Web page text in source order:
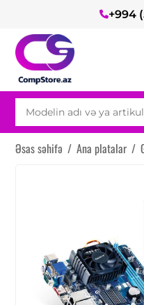
+994
Əsas səhifə / Ana platalar /